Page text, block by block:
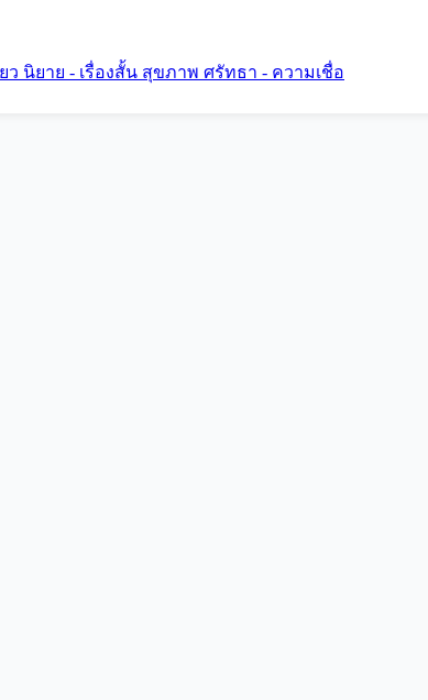
ว นิยาย - เรื่องสั้น สุขภาพ ศรัทธา - ความเชื่อ